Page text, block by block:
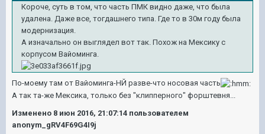
Короче, суть в том, что часть ПМК видно даже, что была
удалена. Даже все, тогдашнего типа. Где то в 30м году была
модернизация.
А изначально он выглядел вот так. Похож на Мексику с
корпусом Вайоминга.
По-моему там от Вайоминга-НЙ разве-что носовая часть
А так та-же Мексика, только без "клипперного" форштевня...
Изменено 8 июн 2016, 21:07:14 пользователем
anonym_gRV4F69G4I9j